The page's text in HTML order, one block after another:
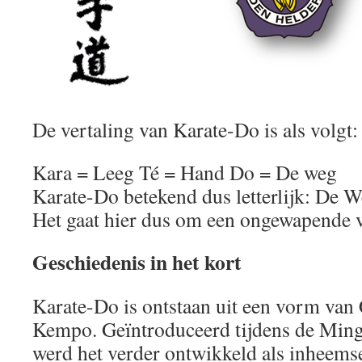
De vertaling van Karate-Do is als volgt:
Kara = Leeg Té = Hand Do = De weg
Karate-Do betekend dus letterlijk: De
Het gaat hier dus om een ongewapende
Geschiedenis in het kort
Karate-Do is ontstaan uit een vorm van
Kempo. Geïntroduceerd tijdens de
werd het verder ontwikkeld als